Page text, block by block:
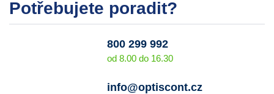
Potřebujete poradit?
800 299 992
od 8.00 do 16.30
info@optiscont.cz